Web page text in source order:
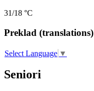
31/18 °C
Preklad (translations)
Select Language ▼
Seniori